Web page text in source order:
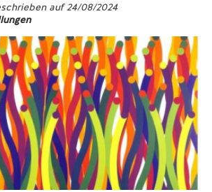
auf 24/08/2024